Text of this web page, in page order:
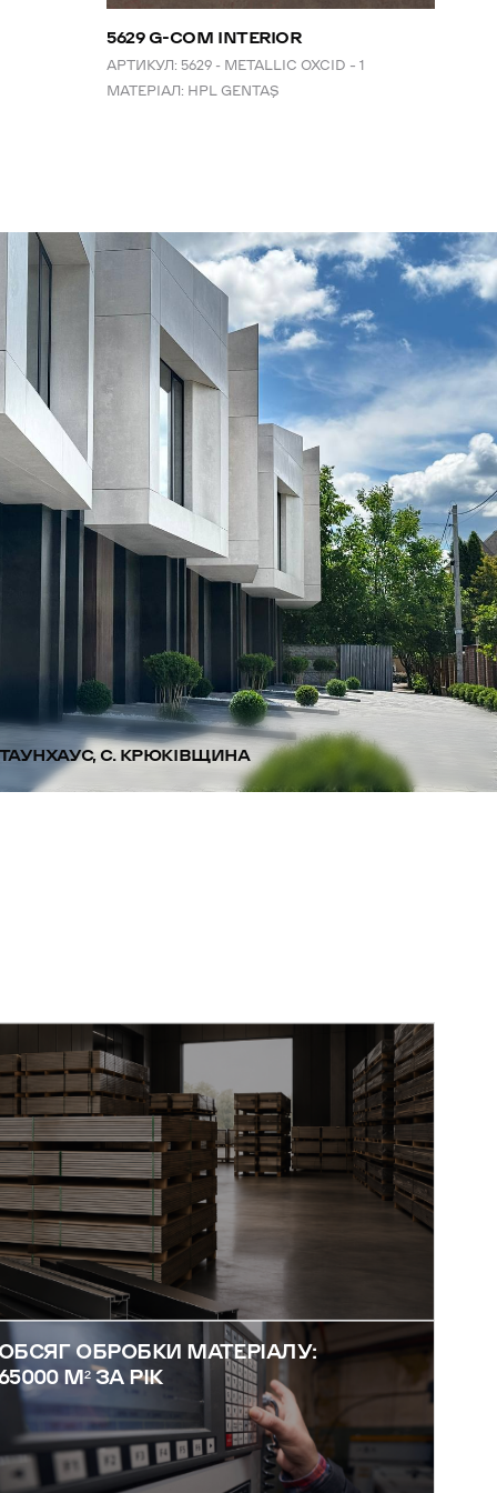
5629 G-COM INTERIOR
АРТИКУЛ: 5629 - METALLIC OXCID – 1
МАТЕРІАЛ: HPL GENTAŞ
С. КРЮКІВЩИНА
ОБРОБКИ МАТЕРІАЛУ:
М² ЗА РІК